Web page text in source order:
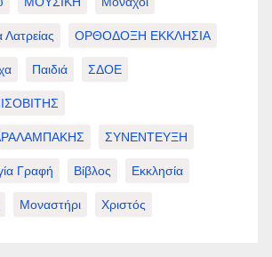
ΟΡΘΟΔΟΞΗ ΕΚΚΛΗΣΙΑ
Παιδιά ΣΔΟΕ
ΣΥΝΕΝΤΕΥΞΗ
Γραφή Βίβλος Εκκλησία
Μοναστήρι Χριστός